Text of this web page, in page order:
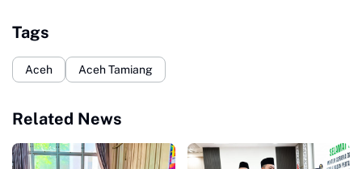
Tags
Aceh Aceh Tamiang
Related News